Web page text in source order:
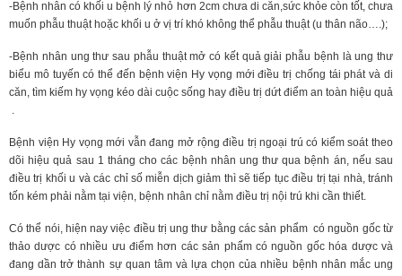
-Bệnh nhân có khối u bệnh lý nhỏ hơn 2cm chưa di căn,sức khỏe còn tốt, chưa
muốn phẫu thuật hoặc khối u ở vị trí khó không thể phẫu thuật (u thân não….);
-Bệnh nhân ung thư sau phẫu thuật mở có kết quả giải phẫu bệnh là ung thư
biểu mô tuyến có thể đến bệnh viện Hy vọng mới điều trị chống tái phát và di
căn, tìm kiếm hy vọng kéo dài cuộc sống hay điều trị dứt điểm an toàn hiệu quả
.
Bệnh viện Hy vọng mới vẫn đang mở rộng điều trị ngoại trú có kiểm soát theo
dõi hiệu quả sau 1 tháng cho các bệnh nhân ung thư qua bệnh án, nếu sau
điều trị khối u và các chỉ số miễn dịch giảm thì sẽ tiếp tục điều trị tại nhà, tránh
tốn kém phải nằm tại viện, bệnh nhân chỉ nằm điều trị nội trú khi cần thiết.
Có thể nói, hiện nay việc điều trị ung thư bằng các sản phẩm có nguồn gốc từ
thảo dược có nhiều ưu điểm hơn các sản phẩm có nguồn gốc hóa dược và
đang dần trở thành sự quan tâm và lựa chọn của nhiều bệnh nhân mắc ung